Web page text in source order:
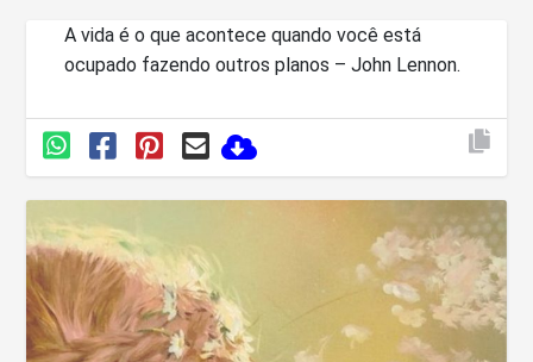
A vida é o que acontece quando você está
ocupado fazendo outros planos – John Lennon.